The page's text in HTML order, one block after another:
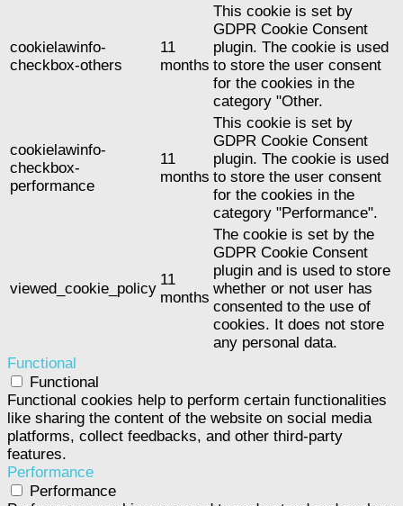
cookielawinfo-
checkbox-others
11
months
This cookie is set by
GDPR Cookie Consent
plugin. The cookie is used
to store the user consent
for the cookies in the
category "Other.
cookielawinfo-
checkbox-
performance
11
months
This cookie is set by
GDPR Cookie Consent
plugin. The cookie is used
to store the user consent
for the cookies in the
category "Performance".
viewed_cookie_policy
11
months
The cookie is set by the
GDPR Cookie Consent
plugin and is used to store
whether or not user has
consented to the use of
cookies. It does not store
any personal data.
Functional
Functional
Functional cookies help to perform certain functionalities
like sharing the content of the website on social media
platforms, collect feedbacks, and other third-party
features.
Performance
Performance